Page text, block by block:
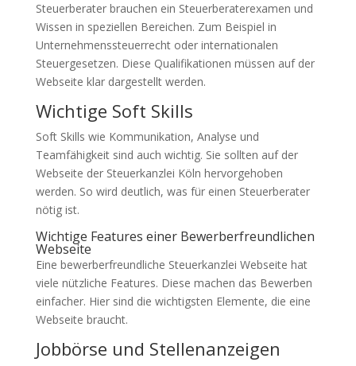
Steuerberater brauchen ein Steuerberaterexamen und
Wissen in speziellen Bereichen. Zum Beispiel in
Unternehmenssteuerrecht oder internationalen
Steuergesetzen. Diese Qualifikationen müssen auf der
Webseite klar dargestellt werden.
Wichtige Soft Skills
Soft Skills wie Kommunikation, Analyse und
Teamfähigkeit sind auch wichtig. Sie sollten auf der
Webseite der Steuerkanzlei Köln hervorgehoben
werden. So wird deutlich, was für einen Steuerberater
nötig ist.
Wichtige Features einer Bewerberfreundlichen
Webseite
Eine bewerberfreundliche Steuerkanzlei Webseite hat
viele nützliche Features. Diese machen das Bewerben
einfacher. Hier sind die wichtigsten Elemente, die eine
Webseite braucht.
Jobbörse und Stellenanzeigen